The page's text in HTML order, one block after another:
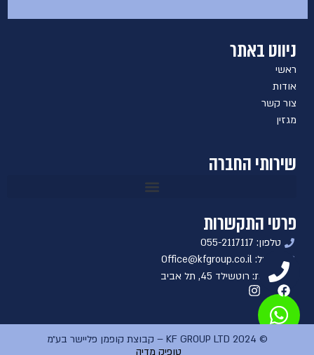
ניווט באתר
ראשי
אודות
צור קשר
מגזין
שירותי החברה
פרטי התקשרות
טלפון: 055-2117117
אימייל: Office@kfgroup.co.il
כתובת: רוטשילד 45, תל אביב
© KF GROUP LTD 2024 – קבוצת קופמן פליישר בע״מ
טופיק מדיה